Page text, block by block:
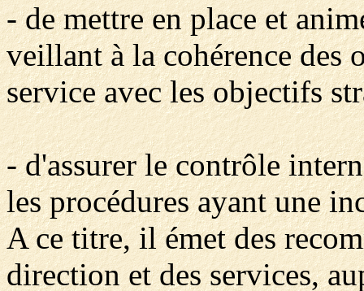
- de mettre en place et
veillant à la cohérence des
service avec les objectifs
- d'assurer le contrôle
les procédures ayant une
A ce titre, il émet des
direction et des services,